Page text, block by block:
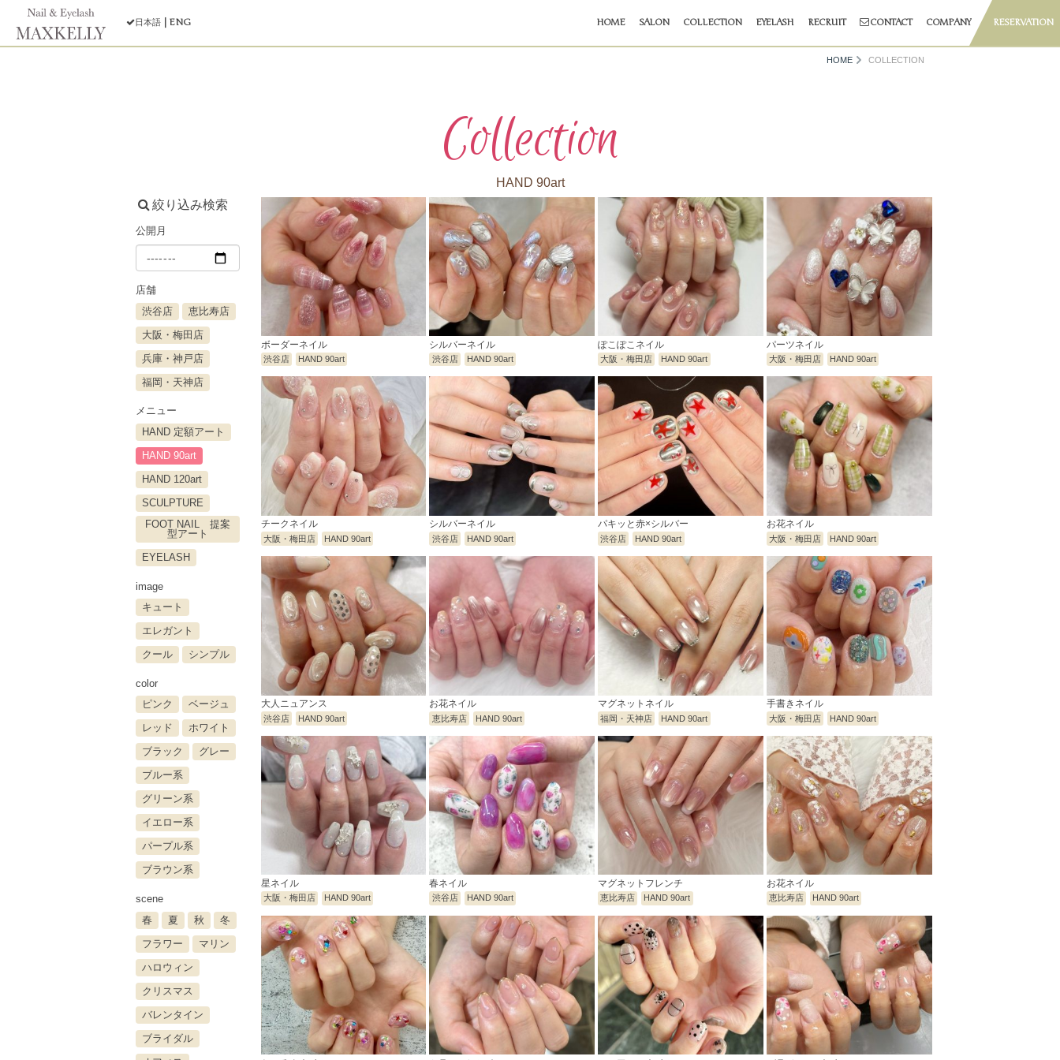
日本語 ENG HOME SALON COLLECTION EYELASH RECRUIT CONTACT COMPANY RESERVATION
HOME COLLECTION
Collection
HAND 90art
ボーダーネイル
渋谷店 HAND 90art
シルバーネイル
渋谷店 HAND 90art
ぽこぽこネイル
大阪・梅田店 HAND 90art
パーツネイル
大阪・梅田店 HAND 90art
チークネイル
大阪・梅田店 HAND 90art
シルバーネイル
渋谷店 HAND 90art
パキッと赤×シルバー
渋谷店 HAND 90art
お花ネイル
大阪・梅田店 HAND 90art
大人ニュアンス
渋谷店 HAND 90art
お花ネイル
恵比寿店 HAND 90art
マグネットネイル
福岡・天神店 HAND 90art
手書きネイル
大阪・梅田店 HAND 90art
星ネイル
大阪・梅田店 HAND 90art
春ネイル
渋谷店 HAND 90art
マグネットフレンチ
恵比寿店 HAND 90art
お花ネイル
恵比寿店 HAND 90art
絞り込み検索
公開月
店舗
渋谷店
恵比寿店
大阪・梅田店
兵庫・神戸店
福岡・天神店
メニュー
HAND 定額アート
HAND 90art
HAND 120art
SCULPTURE
FOOT NAIL 提案
型アート
EYELASH
image
キュート
エレガント
クール
シンプル
color
ピンク
ベージュ
レッド
ホワイト
ブラック
グレー
ブルー系
グリーン系
イエロー系
パープル系
ブラウン系
scene
春
夏 秋
冬
フラワー
マリン
ハロウィン
クリスマス
バレンタイン
ブライダル